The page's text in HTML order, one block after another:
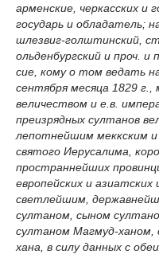
арменские, черкасских и
государь и обладатель;
шлезвиг-голштинский,
ольденбургский и проч. и
сие, кому о том ведать
сентября месяца 1829
величеством и е.в.
преизрядных султанов
лепотнейшим меккским
святого Иерусалима,
пространнейших
европейских и
светлейшим,
султаном, сыном
султаном Магмуд-ханом,
хана, в силу данных с